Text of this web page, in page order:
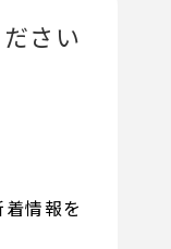
さい
情報を